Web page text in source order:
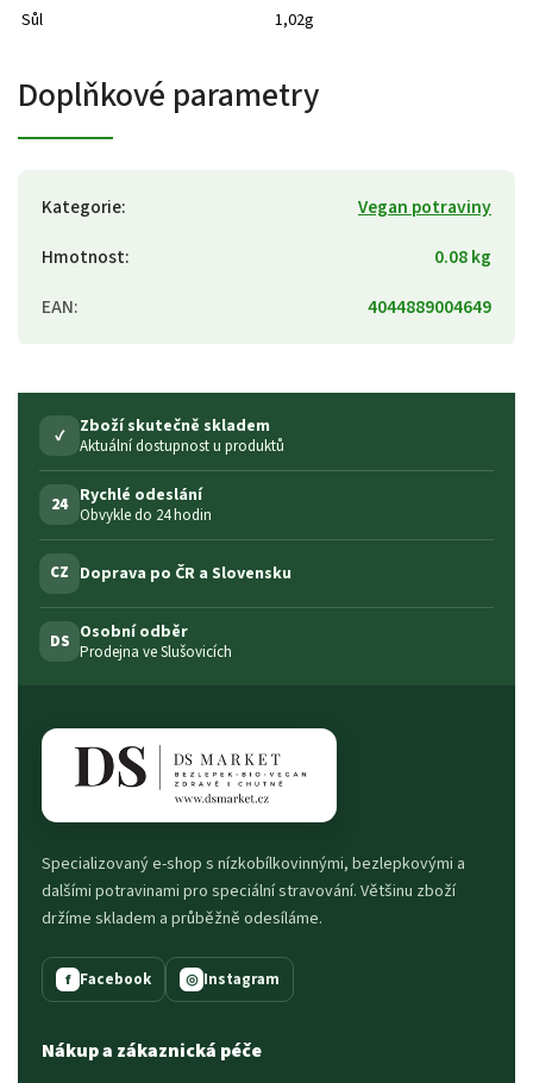
Sůl
1,02g
Doplňkové parametry
Kategorie:
Vegan potraviny
Hmotnost:
0.08 kg
EAN: 4044889004649
✓ Zboží skutečně skladem
Aktuální dostupnost u produktů
24 Rychlé odeslání
Obvykle do 24 hodin
CZ Doprava po ČR a Slovensku
DS Osobní odběr
Prodejna ve Slušovicích
Specializovaný e-shop s nízkobílkovinnými, bezlepkovými a
dalšími potravinami pro speciální stravování. Většinu zboží
držíme skladem a průběžně odesíláme.
f Facebook ◎ Instagram
Nákup a zákaznická péče